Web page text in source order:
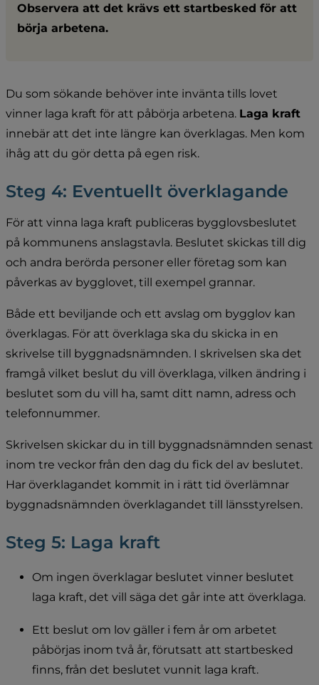
Observera att det krävs ett startbesked för att
börja arbetena.
Du som sökande behöver inte invänta tills lovet
vinner laga kraft för att påbörja arbetena. Laga kraft
innebär att det inte längre kan överklagas. Men kom
ihåg att du gör detta på egen risk.
Steg 4: Eventuellt överklagande
För att vinna laga kraft publiceras bygglovsbeslutet
på kommunens anslagstavla. Beslutet skickas till dig
och andra berörda personer eller företag som kan
påverkas av bygglovet, till exempel grannar.
Både ett beviljande och ett avslag om bygglov kan
överklagas. För att överklaga ska du skicka in en
skrivelse till byggnadsnämnden. I skrivelsen ska det
framgå vilket beslut du vill överklaga, vilken ändring i
beslutet som du vill ha, samt ditt namn, adress och
telefonnummer.
Skrivelsen skickar du in till byggnadsnämnden senast
inom tre veckor från den dag du fick del av beslutet.
Har överklagandet kommit in i rätt tid överlämnar
byggnadsnämnden överklagandet till länsstyrelsen.
Steg 5: Laga kraft
Om ingen överklagar beslutet vinner beslutet
laga kraft, det vill säga det går inte att överklaga.
Ett beslut om lov gäller i fem år om arbetet
påbörjas inom två år, förutsatt att startbesked
finns, från det beslutet vunnit laga kraft.